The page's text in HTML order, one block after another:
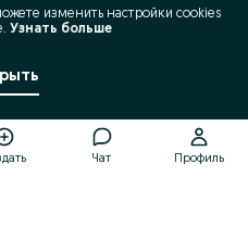
Чат Профиль
изменить настройки cookies
Узнать больше